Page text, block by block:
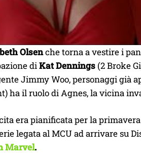
Olsenche torna a vestire i
diKat Dennings (2 Broke
Jimmy Woo, personaggi già
ha il ruolo di Agnes, la vicina
era pianificata per la
legata al MCU ad arrivare su
Marvel.